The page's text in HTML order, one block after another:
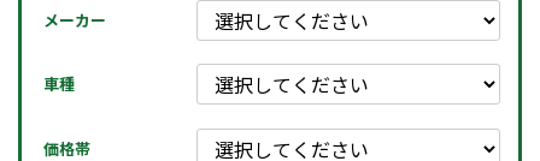
メーカー
車種
価格帯